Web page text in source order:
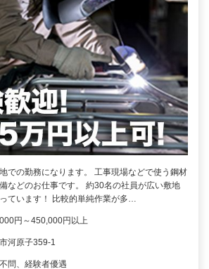
での勤務になります。 工事現場などで使う鋼材
などのお仕事です。 約30名の社員が広い敷地
ています！ 比較的単純作業が多…
円～450,000円以上
河原子359-1
問、経験者優遇